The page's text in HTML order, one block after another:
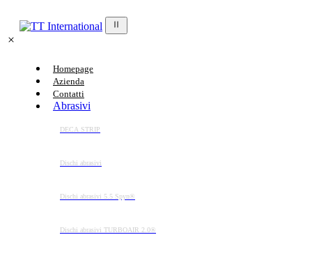
Homepage
Azienda
Contatti
Abrasivi
DECA STRIP
Dischi abrasivi
Dischi abrasivi 5.5 Spyn®
Dischi abrasivi TURBOAIR 2.0®